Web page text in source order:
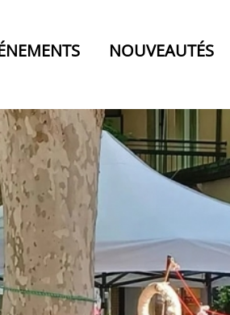
NOUVEAUTÉS